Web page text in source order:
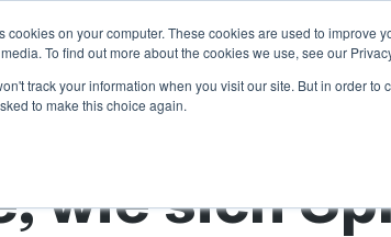
cookies on your computer. These cookies are used to
To find out more about the cookies we use, see our
track your information when you visit our site. But in order
to make this choice again.
Produkt Branchen
Show submenu for
Unsere Kunden
wie sich